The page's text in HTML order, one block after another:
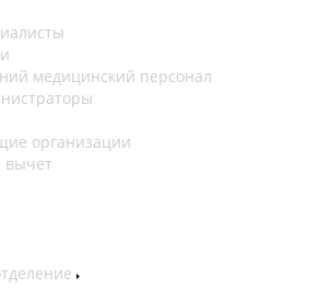
медицинский персонал
организации
вычет